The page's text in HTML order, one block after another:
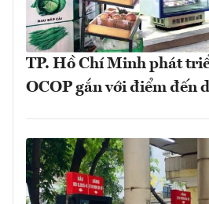
TP. Hồ Chí Minh phát
OCOP gắn với điểm đến